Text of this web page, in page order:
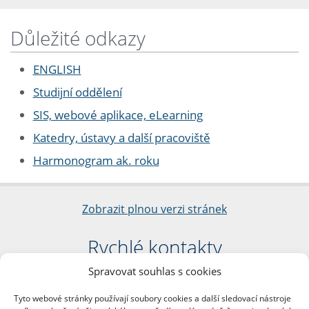
Spravovat souhlas s cookies
Tyto webové stránky používají soubory cookies a další sledovací nástroje
Důležité odkazy
ENGLISH
Studijní oddělení
SIS, webové aplikace, eLearning
Katedry, ústavy a další pracoviště
Harmonogram ak. roku
Zobrazit plnou verzi stránek
Rychlé kontakty
Filozofická fakulta
nám. Jana Palacha 1/2